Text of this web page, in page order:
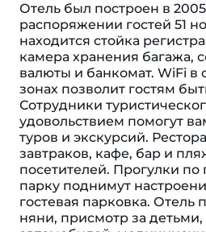
Отель был построен в
распоряжении гостей 51
находится стойка
камера хранения багажа,
валюты и банкомат. WiFi
зонах позволит гостям
Сотрудники
удовольствием помогут
туров и экскурсий.
завтраков, кафе, бар и
посетителей. Прогулки по
парку поднимут
гостевая парковка. Отель
няни, присмотр за детьми,